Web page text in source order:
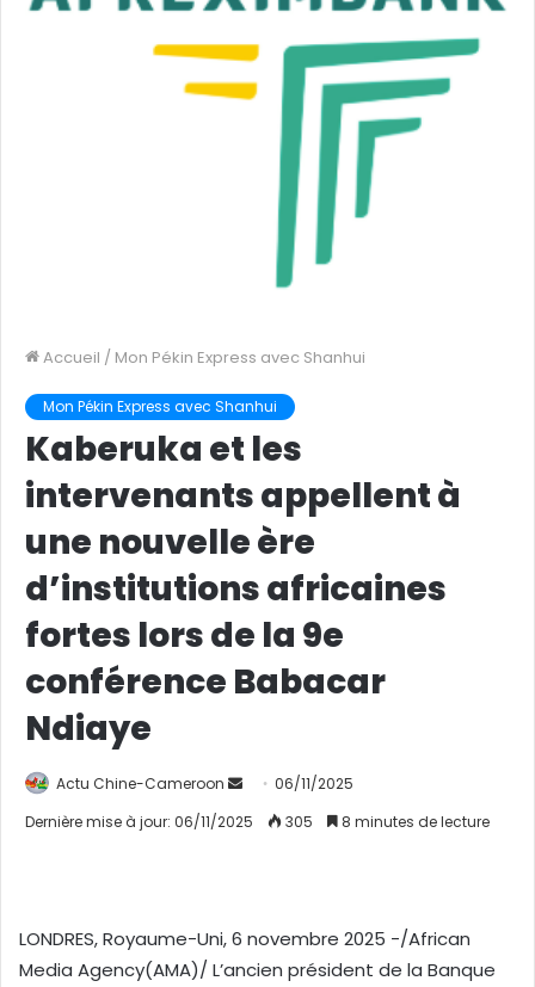
Accueil / Mon Pékin Express avec Shanhui
Mon Pékin Express avec Shanhui
Kaberuka et les
intervenants appellent à
une nouvelle ère
d’institutions africaines
fortes lors de la 9e
conférence Babacar
Ndiaye
Actu Chine-Cameroon
n
06/11/2025
Dernière mise à jour: 06/11/2025
305 8 minutes de lecture
LONDRES, Royaume-Uni, 6 novembre 2025 -/African
Media Agency(AMA)/ L’ancien président de la Banque